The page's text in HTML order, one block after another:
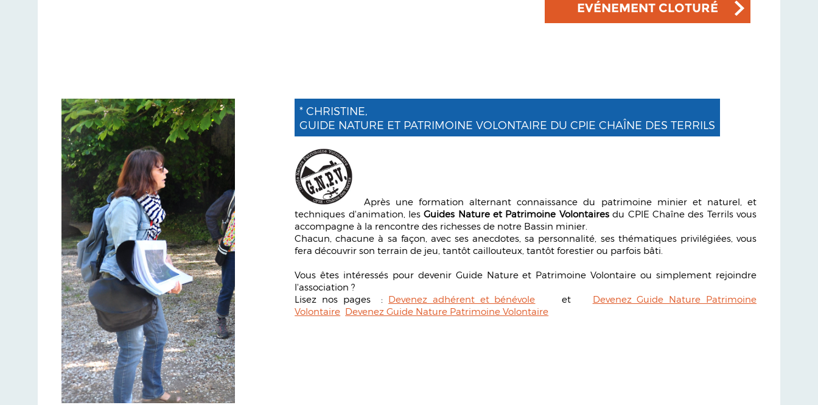
EVÉNEMENT CLOTURÉ
* CHRISTINE,
GUIDE NATURE ET PATRIMOINE VOLONTAIRE DU CPIE CHAÎNE DES TERRILS
Après une formation alternant connaissance du patrimoine minier et naturel, et
techniques d'animation, lesGuides Nature et Patrimoine Volontairesdu CPIE Chaîne des Terrils vous
accompagne à la rencontre des richesses de notre Bassin minier.
Chacun, chacune à sa façon, avec ses anecdotes, sa personnalité, ses thématiques privilégiées, vous
fera découvrir son terrain de jeu, tantôt caillouteux, tantôt forestier ou parfois bâti.
Vous êtes intéressés pour devenir Guide Nature et Patrimoine Volontaire ou simplement rejoindre
l'association ?
Lisez nos pages : Devenez adhérent et bénévole et Devenez Guide Nature Patrimoine
Volontaire Devenez Guide Nature Patrimoine Volontaire